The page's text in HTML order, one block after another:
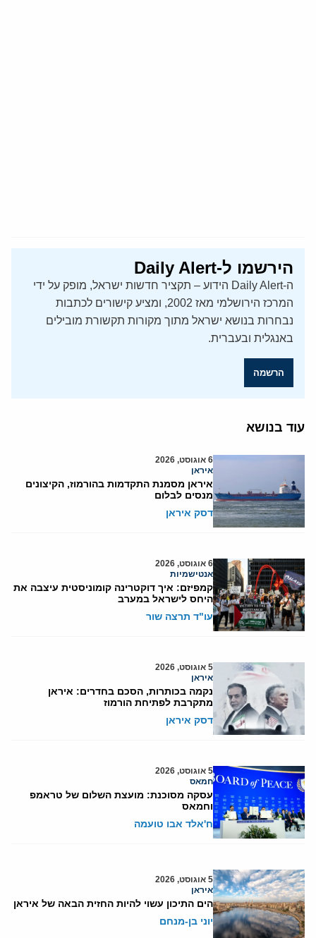
הירשמו ל-Daily Alert
ה-Daily Alert הידוע – תקציר חדשות ישראל, מופק על ידי
המרכז הירושלמי מאז 2002, ומציע קישורים לכתבות
נבחרות בנושא ישראל מתוך מקורות תקשורת מובילים
באנגלית ובעברית.
הרשמה
עוד בנושא
6 אוגוסט, 2026
איראן
איראן מסמנת התקדמות בהורמוז, הקיצונים
מנסים לבלום
דסק איראן
6 אוגוסט, 2026
אנטישמיות
קמפיזם: איך דוקטרינה קומוניסטית עיצבה את
היחס לישראל במערב
עו"ד תרצה שור
5 אוגוסט, 2026
איראן
נקמה בכותרות, הסכם בחדרים: איראן
מתקרבת לפתיחת הורמוז
דסק איראן
5 אוגוסט, 2026
חמאס
עסקה מסוכנת: מועצת השלום של טראמפ
וחמאס
ח'אלד אבו טועמה
5 אוגוסט, 2026
איראן
הים התיכון עשוי להיות החזית הבאה של איראן
יוני בן-מנחם